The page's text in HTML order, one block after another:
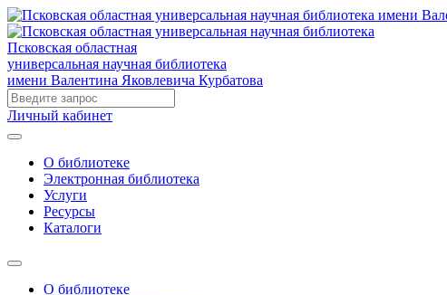
Псковская областная
универсальная научная библиотека
имени Валентина Яковлевича Курбатова
Личный кабинет
О библиотеке
Электронная библиотека
Услуги
Ресурсы
Каталоги
О библиотеке